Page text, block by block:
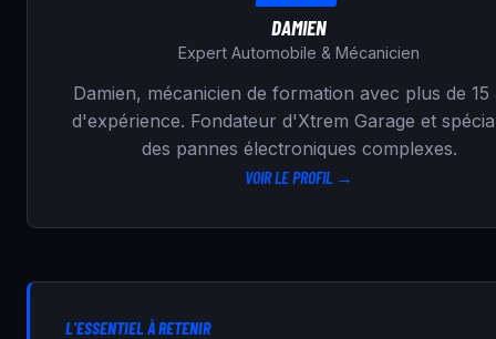
DAMIEN
Expert Automobile & Mécanicien
Damien, mécanicien de formation avec plus de 15
d'expérience. Fondateur d'Xtrem Garage et
des pannes électroniques complexes.
VOIR LE PROFIL →
L'ESSENTIEL À RETENIR